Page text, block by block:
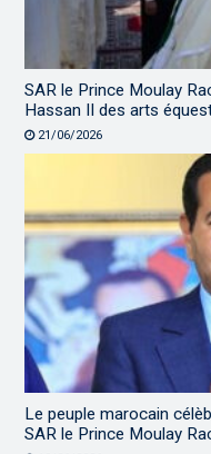
SAR le Prince Moulay
Hassan II des arts
21/06/2026
Le peuple marocain
SAR le Prince Moulay